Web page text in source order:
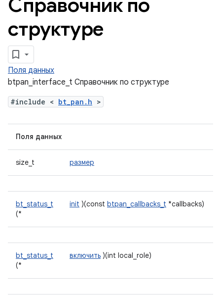
Справочник по
структуре
Поля данных
btpan_interface_t Справочник по структуре
#include < bt_pan.h >
Поля данных
size_t размер
bt_status_t
(*
init )(const btpan_callbacks_t *callbacks)
bt_status_t
(*
включить )(int local_role)